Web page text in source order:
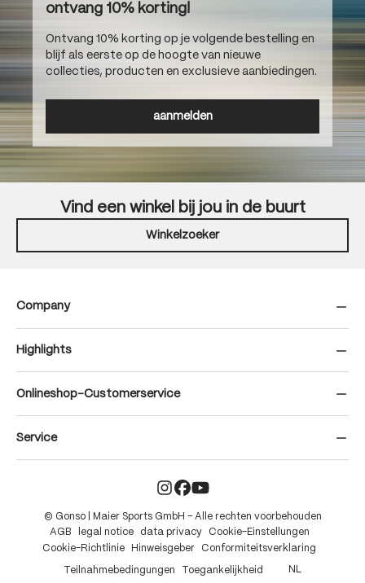
ontvang 10% korting!
Ontvang 10% korting op je volgende bestelling en
blijf als eerste op de hoogte van nieuwe
collecties, producten en exclusieve aanbiedingen.
aanmelden
Vind een winkel bij jou in de buurt
Winkelzoeker
Company
Highlights
Onlineshop-Customerservice
Service
© Gonso | Maier Sports GmbH – Alle rechten voorbehouden
AGB
legal notice data privacy
Cookie-Einstellungen
Cookie-Richtlinie
Hinweisgeber Conformiteitsverklaring
Teilnahmebedingungen Toegankelijkheid NL